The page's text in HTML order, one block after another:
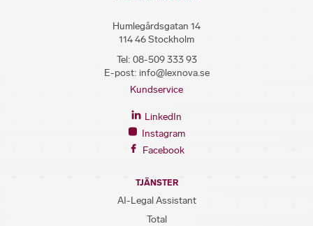
Humlegårdsgatan 14
114 46 Stockholm
Tel: 08-509 333 93
E-post: info@lexnova.se
Kundservice
LinkedIn
Instagram
Facebook
TJÄNSTER
AI-Legal Assistant
Total